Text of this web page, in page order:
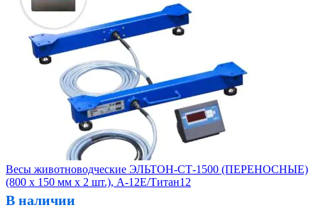
Весы животноводческие ЭЛЬТОН-СТ-1500 (ПЕРЕНОСНЫЕ)
(800 х 150 мм х 2 шт.), А-12Е/Титан12
В наличии